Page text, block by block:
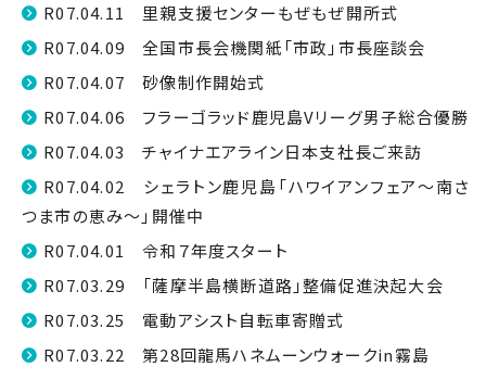
R07.04.11 里親支援センターもぜもぜ開所式
R07.04.09 全国市長会機関紙「市政」市長座談会
R07.04.07 砂像制作開始式
R07.04.06 フラーゴラッド鹿児島Vリーグ男子総合優勝
R07.04.03 チャイナエアライン日本支社長ご来訪
R07.04.02 シェラトン鹿児島「ハワイアンフェア〜南さ
つま市の恵み〜」開催中
R07.04.01 令和７年度スタート
R07.03.29 「薩摩半島横断道路」整備促進決起大会
R07.03.25 電動アシスト自転車寄贈式
R07.03.22 第28回龍馬ハネムーンウォークin霧島